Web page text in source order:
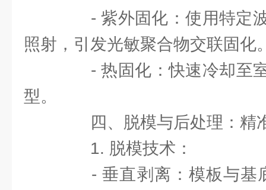
- 紫外固化：使用特定波
照射，引发光敏聚合物交联固化
- 热固化：快速冷却至室
型。
四、脱模与后处理：精
1. 脱模技术：
- 垂直剥离：模板与基